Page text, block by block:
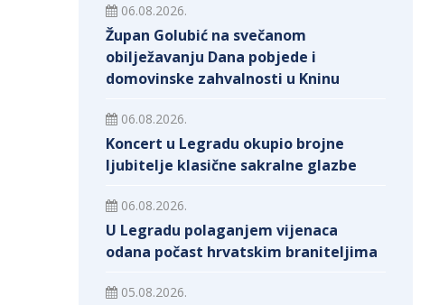
06.08.2026.
Župan Golubić na svečanom
obilježavanju Dana pobjede i
domovinske zahvalnosti u Kninu
06.08.2026.
Koncert u Legradu okupio brojne
ljubitelje klasične sakralne glazbe
06.08.2026.
U Legradu polaganjem vijenaca
odana počast hrvatskim braniteljima
05.08.2026.